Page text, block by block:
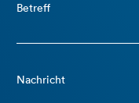
Betreff
Nachricht